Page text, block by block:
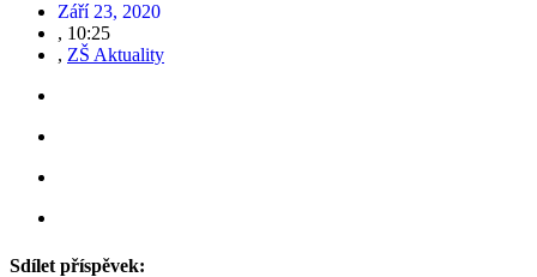
Září 23, 2020
, 10:25
, ZŠ Aktuality
Sdílet příspěvek: